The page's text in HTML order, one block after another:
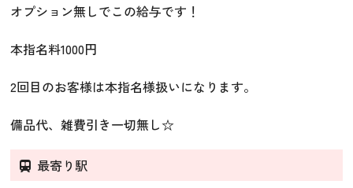
オプション無しでこの給与です！
本指名料1000円
2回目のお客様は本指名様扱いになります。
備品代、雑費引き一切無し☆
最寄り駅